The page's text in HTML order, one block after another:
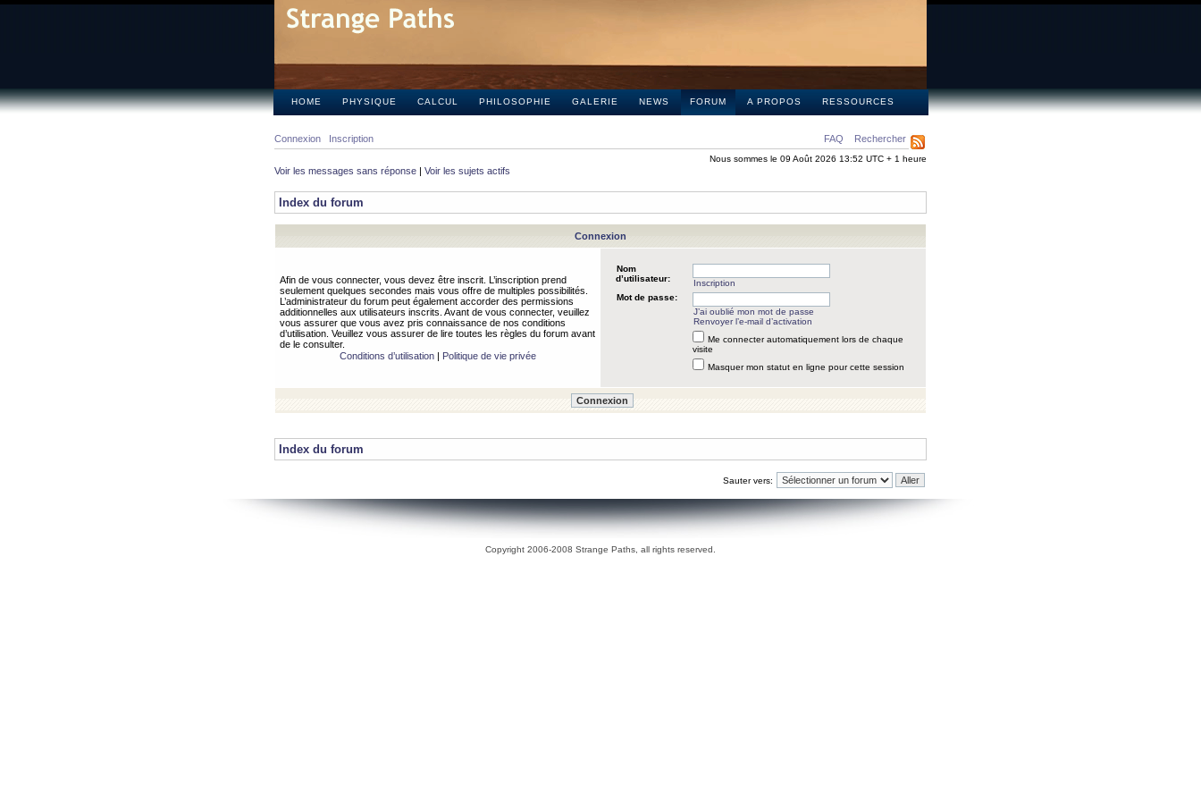
HOME PHYSIQUE CALCUL PHILOSOPHIE GALERIE NEWS FORUM A PROPOS RESSOURCES
FAQ Rechercher
Connexion Inscription
Nous sommes le 09 Août 2026 13:52 UTC + 1 heure
Voir les messages sans réponse | Voir les sujets actifs
Index du forum
Connexion
Afin de vous connecter, vous devez être inscrit. L’inscription prend
seulement quelques secondes mais vous offre de multiples possibilités.
L’administrateur du forum peut également accorder des permissions
additionnelles aux utilisateurs inscrits. Avant de vous connecter, veuillez
vous assurer que vous avez pris connaissance de nos conditions
d’utilisation. Veuillez vous assurer de lire toutes les règles du forum avant
de le consulter.
Conditions d’utilisation| Politique de vie privée
Nom
d’utilisateur:
Inscription
Mot de passe:
J’ai oublié mon mot de passe
Renvoyer l’e-mail d’activation
Me connecter automatiquement lors de chaque
visite
Masquer mon statut en ligne pour cette session
Index du forum
Sauter vers:
Copyright 2006-2008 Strange Paths, all rights reserved.